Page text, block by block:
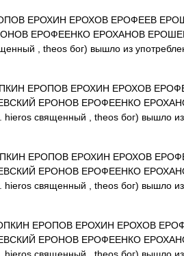
ЕРОХИН ЕРОХОВ ЕРОФЕЕВ
ЕРОФЕЕНКО ЕРОХАНОВ
, theos бог) вышло из
ЕРОПОВ ЕРОХИН ЕРОХОВ
ЕРОНОВ ЕРОФЕЕНКО
священный , theos бог) вышло
ЕРОПОВ ЕРОХИН ЕРОХОВ
ЕРОНОВ ЕРОФЕЕНКО
священный , theos бог) вышло
ЕРОПОВ ЕРОХИН ЕРОХОВ
ЕРОНОВ ЕРОФЕЕНКО